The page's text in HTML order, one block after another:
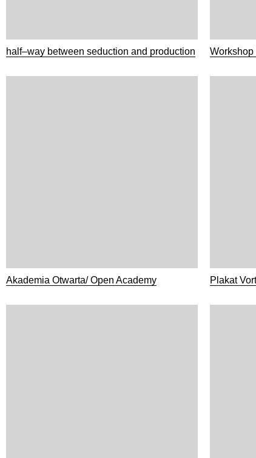
half–way between seduction and production Workshop
Akademia Otwarta/ Open Academy Plakat